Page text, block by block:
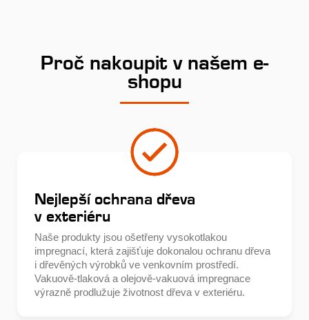
Proč nakoupit v našem e-
shopu
Nejlepší ochrana dřeva
v exteriéru
Naše produkty jsou ošetřeny vysokotlakou
impregnací, která zajišťuje dokonalou ochranu dřeva
i dřevěných výrobků ve venkovním prostředí.
Vakuově-tlaková a olejově-vakuová impregnace
výrazně prodlužuje životnost dřeva v exteriéru.